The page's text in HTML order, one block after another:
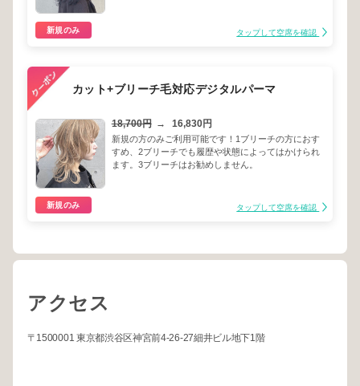
新規のみ タップして空席を確認
カット+ブリーチ毛対応デジタルパーマ
18,700円 → 16,830円
新規の方のみご利用可能です！1ブリーチの方におす
すめ、2ブリーチでも履歴や状態によってはかけられ
ます。3ブリーチはお勧めしません。
新規のみ タップして空席を確認
アクセス
〒1500001 東京都渋谷区神宮前4-26-27細井ビル地下1階